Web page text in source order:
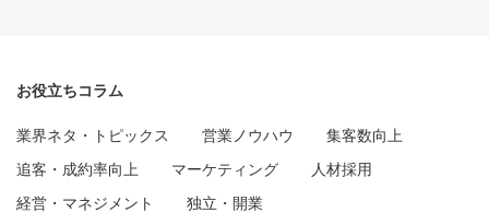
お役立ちコラム
業界ネタ・トピックス 営業ノウハウ
集客数向上
追客・成約率向上
マーケティング
人材採用
経営・マネジメント
独立・開業